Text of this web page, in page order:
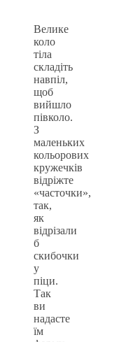
Велике
коло
тіла
складіть
навпіл,
щоб
вийшло
півколо.
З
маленьких
кольорових
кружечків
відріжте
«часточки»,
так,
як
відрізали
б
скибочки
у
піци.
Так
ви
надасте
їм